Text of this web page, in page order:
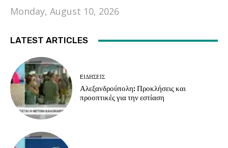
Monday, August 10, 2026
LATEST ARTICLES
EΙΔΗΣΕΙΣ
Αλεξανδρούπολη: Προκλήσεις και
προοπτικές για την εστίαση